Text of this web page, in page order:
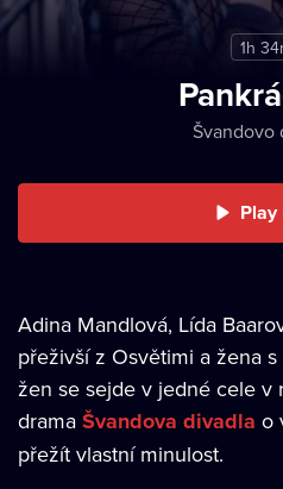
1h
Švandovo
Adina Mandlová, Lída
přeživší z Osvětimi a žena
žen se sejde v jedné cele v
drama Švandova divadla o
přežít vlastní minulost.